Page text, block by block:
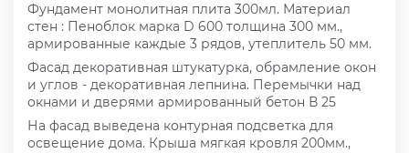
Фундамент монолитная плита 300мл. Материал
стен : Пеноблок марка D 600 толщина 300 мм.,
армированные каждые 3 рядов, утеплитель 50 мм.
Фасад декоративная штукатурка, обрамление окон
и углов - декоративная лепнина. Перемычки над
окнами и дверями армированный бетон В 25
На фасад выведена контурная подсветка для
освещение дома. Крыша мягкая кровля 200мм.,